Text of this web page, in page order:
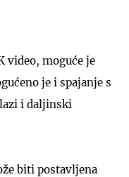
video, moguće je
je i spajanje s
i daljinski
biti postavljena